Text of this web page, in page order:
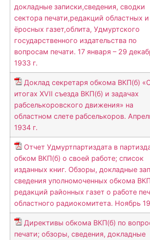
докладные записки,сведения, сводки
сектора печати,редакций областных и
ёросных газет,облита, Удмуртского
государственного издательства по
вопросам печати. 17 января – 29
1933 г.
Доклад секретаря обкома ВКП(б)
итогах XVII съезда ВКП(б) и задачах
рабселькоровского движения» на
областном слете рабселькоров.
1934 г.
Отчет Удмуртпартиздата в
обком ВКП(б) о своей работе; список
изданных книг. Обзоры, докладные
сведения уполномоченных обкома
редакций районных газет о работе
областного радиокомитета. Ноябрь
Директивы обкома ВКП(б) по
печати; обзоры, сведения, докладные